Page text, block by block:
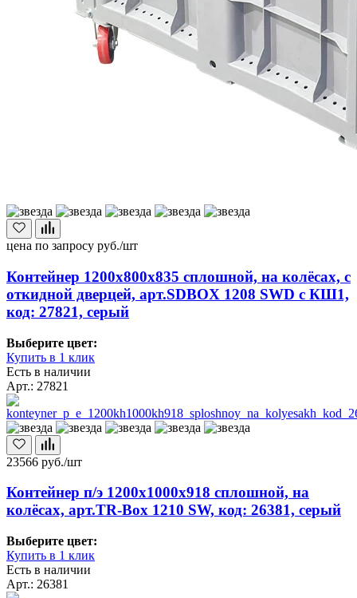
цена по запросу руб./шт
Контейнер 1200х800х835 сплошной, на колёсах, с
откидной дверцей, арт.SDBOX 1208 SWD с КШ1,
код: 27821, серый
Выберите цвет:
Купить в 1 клик
Есть в наличии
Арт.: 27821
23566 руб./шт
Контейнер п/э 1200х1000х918 сплошной, на
колёсах, арт.TR-Box 1210 SW, код: 26381, серый
Выберите цвет:
Купить в 1 клик
Есть в наличии
Арт.: 26381